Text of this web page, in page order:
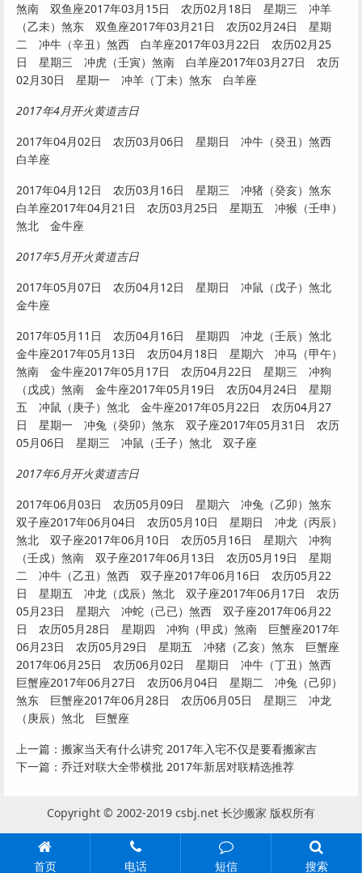
煞南 双鱼座2017年03月15日 农历02月18日 星期三 冲羊
（乙未）煞东 双鱼座2017年03月21日 农历02月24日 星期
二 冲牛（辛丑）煞西 白羊座2017年03月22日 农历02月25
日 星期三 冲虎（壬寅）煞南 白羊座2017年03月27日 农历
02月30日 星期一 冲羊（丁未）煞东 白羊座
2017年4月开火黄道吉日
2017年04月02日 农历03月06日 星期日 冲牛（癸丑）煞西
白羊座
2017年04月12日 农历03月16日 星期三 冲猪（癸亥）煞东
白羊座2017年04月21日 农历03月25日 星期五 冲猴（壬申）
煞北 金牛座
2017年5月开火黄道吉日
2017年05月07日 农历04月12日 星期日 冲鼠（戊子）煞北
金牛座
2017年05月11日 农历04月16日 星期四 冲龙（壬辰）煞北
金牛座2017年05月13日 农历04月18日 星期六 冲马（甲午）
煞南 金牛座2017年05月17日 农历04月22日 星期三 冲狗
（戊戍）煞南 金牛座2017年05月19日 农历04月24日 星期
五 冲鼠（庚子）煞北 金牛座2017年05月22日 农历04月27
日 星期一 冲兔（癸卯）煞东 双子座2017年05月31日 农历
05月06日 星期三 冲鼠（壬子）煞北 双子座
2017年6月开火黄道吉日
2017年06月03日 农历05月09日 星期六 冲兔（乙卯）煞东
双子座2017年06月04日 农历05月10日 星期日 冲龙（丙辰）
煞北 双子座2017年06月10日 农历05月16日 星期六 冲狗
（壬戍）煞南 双子座2017年06月13日 农历05月19日 星期
二 冲牛（乙丑）煞西 双子座2017年06月16日 农历05月22
日 星期五 冲龙（戊辰）煞北 双子座2017年06月17日 农历
05月23日 星期六 冲蛇（己已）煞西 双子座2017年06月22
日 农历05月28日 星期四 冲狗（甲戍）煞南 巨蟹座2017年
06月23日 农历05月29日 星期五 冲猪（乙亥）煞东 巨蟹座
2017年06月25日 农历06月02日 星期日 冲牛（丁丑）煞西
巨蟹座2017年06月27日 农历06月04日 星期二 冲兔（己卯）
煞东 巨蟹座2017年06月28日 农历06月05日 星期三 冲龙
（庚辰）煞北 巨蟹座
上一篇： 搬家当天有什么讲究 2017年入宅不仅是要看搬家吉
下一篇： 乔迁对联大全带横批 2017年新居对联精选推荐
Copyright © 2002-2019 csbj.net 长沙搬家 版权所有
首页 电话 短信 搜索